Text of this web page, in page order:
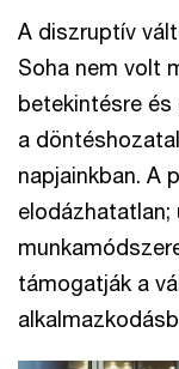
A diszruptív
Soha nem volt
betekintésre
a
napjainkban. A
elodázhatatlan;
támogatják a